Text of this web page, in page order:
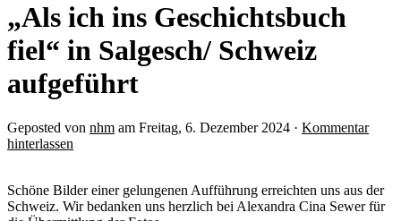
„Als ich ins Geschichtsbuch
fiel“ in Salgesch/ Schweiz
aufgeführt
Geposted von nhm am Freitag, 6. Dezember 2024 · Kommentar
hinterlassen
Schöne Bilder einer gelungenen Aufführung erreichten uns aus der
Schweiz. Wir bedanken uns herzlich bei Alexandra Cina Sewer für